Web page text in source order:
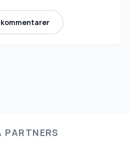
kommentarer
PARTNERS